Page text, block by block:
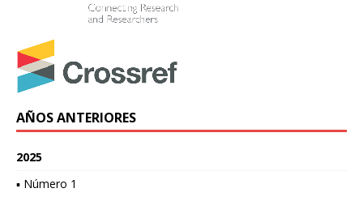
AÑOS ANTERIORES
2025
▪ Número 1